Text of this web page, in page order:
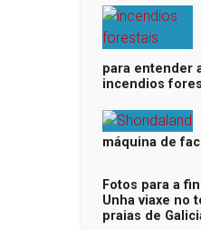
para entender
incendios
máquina de
Fotos para a
Unha viaxe no
praias de